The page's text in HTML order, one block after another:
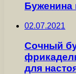
Буженина
02.07.2021
Сочный
для